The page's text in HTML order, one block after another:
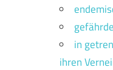
in
ihren